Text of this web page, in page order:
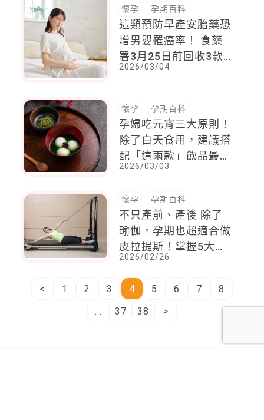
懷孕 孕期百科
這類預防早產安胎藥恐
增男嬰罹癌率！ 食藥
署3月25日前回收3款
藥物
2026/03/04
懷孕 孕期百科
孕婦吃元宵三大原則！
除了白天食用，建議搭
配「這兩款」飲品最適
當，同場加碼DIY消積
2026/03/03
懷孕 孕期百科
不只產前、產後 除了
瑜伽，孕期也超適合做
皮拉提斯！掌握5大要
點，兼具鍛鍊與安全
2026/02/26
< 1 2 3 4 5 6 7
8
...
37 38 >